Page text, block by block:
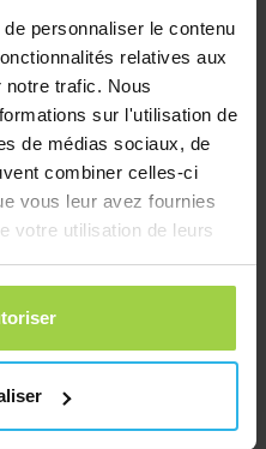
personnaliser le contenu
relatives aux
trafic. Nous
sur l'utilisation de
de médias sociaux, de
combiner celles-ci
vous leur avez fournies
votre utilisation de leurs